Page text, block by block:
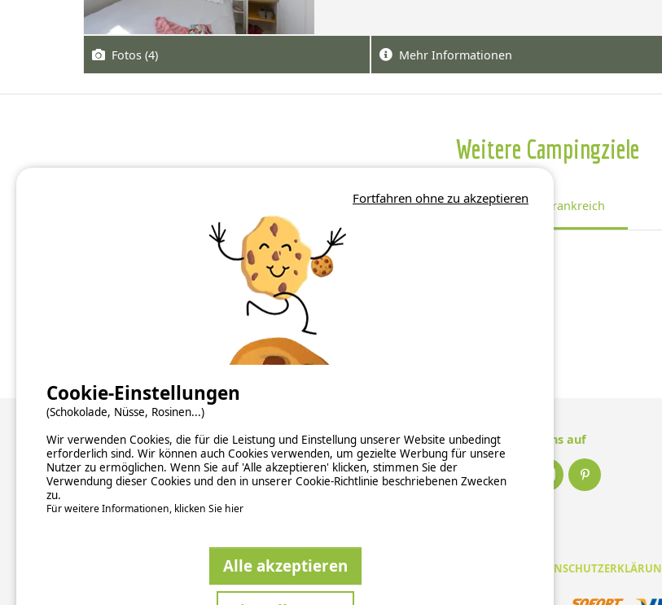
Fotos (4) Mehr Informationen
Weitere Campingziele
Regionen Frankreich
Campingplatz Auvergne
Camping Auvergne-Rhône-Alpes
Camping Burgund-Franche-Comté
Über uns
Hintergrundinformationen
Newsletter abonnieren
Verzeichnis der Campingplätze nach Ländern
Folge uns auf
ALLGEMEINE NUTZUNGSBEDINGUNGEN
Fortfahren ohne zu akzeptieren
Cookie-Einstellungen
(Schokolade, Nüsse, Rosinen...)
Wir verwenden Cookies, die für die Leistung und Einstellung unserer Website unbedingt
erforderlich sind. Wir können auch Cookies verwenden, um gezielte Werbung für unsere
Nutzer zu ermöglichen. Wenn Sie auf 'Alle akzeptieren' klicken, stimmen Sie der
Verwendung dieser Cookies und den in unserer Cookie-Richtlinie beschriebenen Zwecken
zu.
Für weitere Informationen, klicken Sie hier
Alle akzeptieren